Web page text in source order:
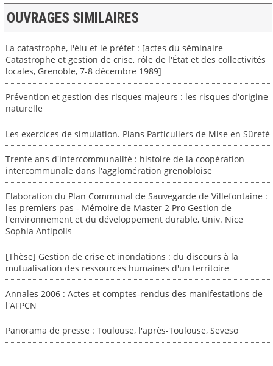
OUVRAGES SIMILAIRES
La catastrophe, l'élu et le préfet : [actes du séminaire
Catastrophe et gestion de crise, rôle de l'État et des collectivités
locales, Grenoble, 7-8 décembre 1989]
Prévention et gestion des risques majeurs : les risques d'origine
naturelle
Les exercices de simulation. Plans Particuliers de Mise en Sûreté
Trente ans d'intercommunalité : histoire de la coopération
intercommunale dans l'agglomération grenobloise
Elaboration du Plan Communal de Sauvegarde de Villefontaine :
les premiers pas - Mémoire de Master 2 Pro Gestion de
l'environnement et du développement durable, Univ. Nice
Sophia Antipolis
[Thèse] Gestion de crise et inondations : du discours à la
mutualisation des ressources humaines d'un territoire
Annales 2006 : Actes et comptes-rendus des manifestations de
l'AFPCN
Panorama de presse : Toulouse, l'après-Toulouse, Seveso